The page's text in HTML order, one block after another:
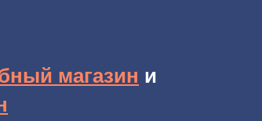
магазин и